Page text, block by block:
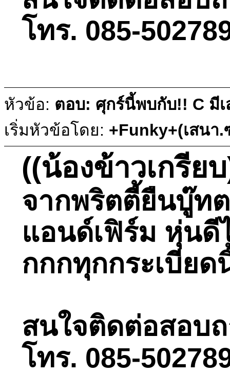
โทร. 085-
หัวข้อ: ตอบ: ศุกร์นี้พบกับ!! C มี
เริ่มหัวข้อโดย: +Funky+(เสนา
((น้องข้าวเกรีย
จากพริตตี้ยืนบู๊ท
แอนด์เฟิร์ม หุ่นดี
กกกทุกกระเบียด
สนใจติดต่อสอบ
โทร. 085-